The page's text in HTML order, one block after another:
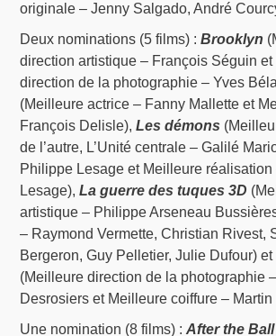
originale – Jenny Salgado, André
Deux nominations (5 films) : Brooklyn
direction artistique – François Séguin
direction de la photographie – Yves
(Meilleure actrice – Fanny Mallette et
François Delisle),Les démons
de l’autre, L’Unité centrale – Galilé
Philippe Lesage et Meilleure
Lesage),La guerre des tuques 3D
artistique – Philippe Arseneau
– Raymond Vermette, Christian Rivest,
Bergeron, Guy Pelletier, Julie Dufour) et
(Meilleure direction de la photographie
Desrosiers et Meilleure coiffure – Martin
Une nomination (8 films) :After the Ball